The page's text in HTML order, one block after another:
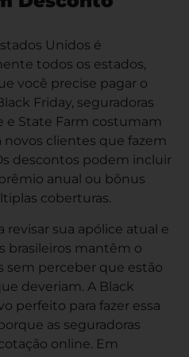
Unidos é
todos os estados,
você precise pagar o
Friday, seguradoras
e State Farm costumam
clientes que fazem
descontos podem incluir
anual ou bônus
coberturas.
revisar sua apólice atual e
brasileiros mantêm o
sem perceber que estão
deveriam. A Black
perfeito para fazer essa
as seguradoras
online. Em